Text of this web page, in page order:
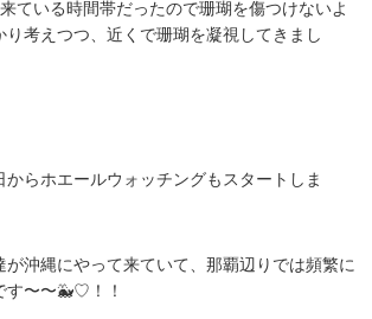
ている時間帯だったので珊瑚を傷つけないよ
り考えつつ、近くで珊瑚を凝視してきまし
からホエールウォッチングもスタートしま
が沖縄にやって来ていて、那覇辺りでは頻繁に
す〜〜🐳♡！！